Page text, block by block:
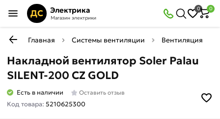
ДС Электрика
Магазин электрики
0 0
Главная Системы вентиляции Вентиляция
Накладной вентилятор Soler Palau
SILENT-200 CZ GOLD
Есть в наличии Оставить отзыв
Код товара:5210625300